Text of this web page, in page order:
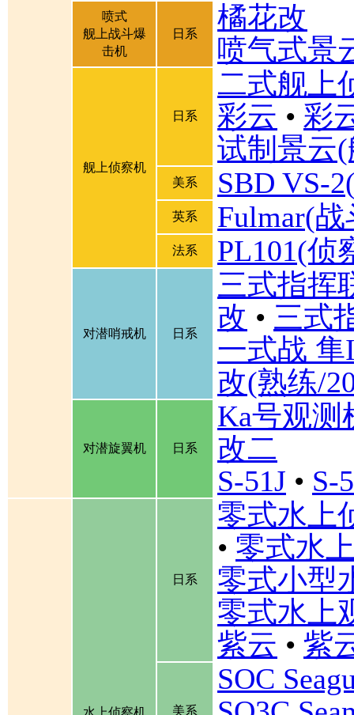
喷式
舰上战斗爆
击机
日系
橘花改
喷气式景
舰上侦察机
日系
二式舰上
彩云 • 彩
试制景云
美系 SBD VS-
英系 Fulmar(
法系 PL101(侦
对潜哨戒机 日系
三式指挥
改 • 三式
一式战
改(熟练/
对潜旋翼机 日系
Ka号观测
改二
S-51J • S-
日系
零式水上
• 零式水
零式小型
零式水上
紫云 • 紫
美系
SOC